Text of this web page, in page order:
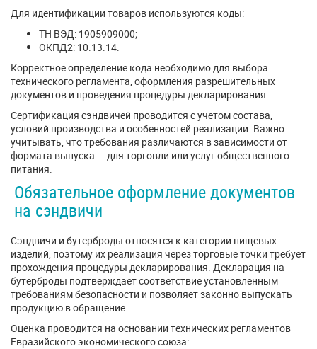
Для идентификации товаров используются коды:
ТН ВЭД: 1905909000;
ОКПД2: 10.13.14.
Корректное определение кода необходимо для выбора
технического регламента, оформления разрешительных
документов и проведения процедуры декларирования.
Сертификация сэндвичей проводится с учетом состава,
условий производства и особенностей реализации. Важно
учитывать, что требования различаются в зависимости от
формата выпуска — для торговли или услуг общественного
питания.
Обязательное оформление документов
на сэндвичи
Сэндвичи и бутерброды относятся к категории пищевых
изделий, поэтому их реализация через торговые точки требует
прохождения процедуры декларирования. Декларация на
бутерброды подтверждает соответствие установленным
требованиям безопасности и позволяет законно выпускать
продукцию в обращение.
Оценка проводится на основании технических регламентов
Евразийского экономического союза: